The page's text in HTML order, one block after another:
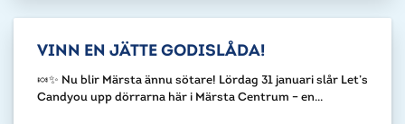
VINN EN JÄTTE GODISLÅDA!
🍬✨ Nu blir Märsta ännu sötare! Lördag 31 januari slår Let’s
Candyou upp dörrarna här i Märsta Centrum – en...